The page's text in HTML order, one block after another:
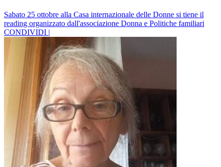
Sabato 25 ottobre alla Casa internazionale delle Donne si tiene il
reading organizzato dall'associazione Donna e Politiche familiari
CONDIVIDI |